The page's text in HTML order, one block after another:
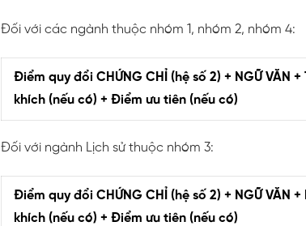
Đối với các ngành thuộc nhóm 1, nhóm 2, nhóm 4:
Điểm quy đổi CHỨNG CHỈ (hệ số 2) + NGỮ VĂN
khích (nếu có) + Điểm ưu tiên (nếu có)
Đối với ngành Lịch sử thuộc nhóm 3:
Điểm quy đổi CHỨNG CHỈ (hệ số 2) + NGỮ VĂN
khích (nếu có) + Điểm ưu tiên (nếu có)